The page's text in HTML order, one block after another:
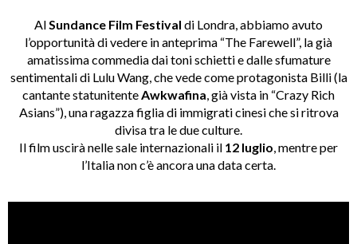
Al Sundance Film Festival di Londra, abbiamo avuto
l’opportunità di vedere in anteprima “The Farewell”, la già
amatissima commedia dai toni schietti e dalle sfumature
sentimentali di Lulu Wang, che vede come protagonista Billi (la
cantante statunitente Awkwafina , già vista in “Crazy Rich
Asians”), una ragazza figlia di immigrati cinesi che si ritrova
divisa tra le due culture.
Il film uscirà nelle sale internazionali il 12 luglio , mentre per
l’Italia non c’è ancora una data certa.